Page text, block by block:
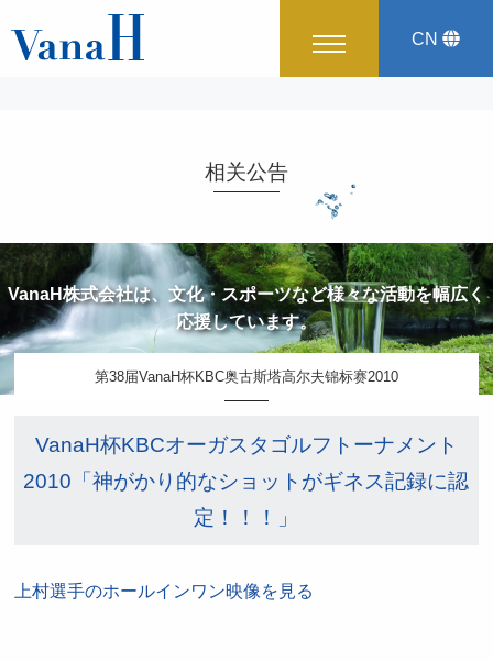
CN
相关公告
VanaH株式会社は、文化・スポーツなど様々な活動を幅広く
応援しています。
第38届VanaH杯KBC奥古斯塔高尔夫锦标赛2010
VanaH杯KBCオーガスタゴルフトーナメント
2010 「神がかり的なショットがギネス記録に認
定！！！」
上村選手のホールインワン映像を見る